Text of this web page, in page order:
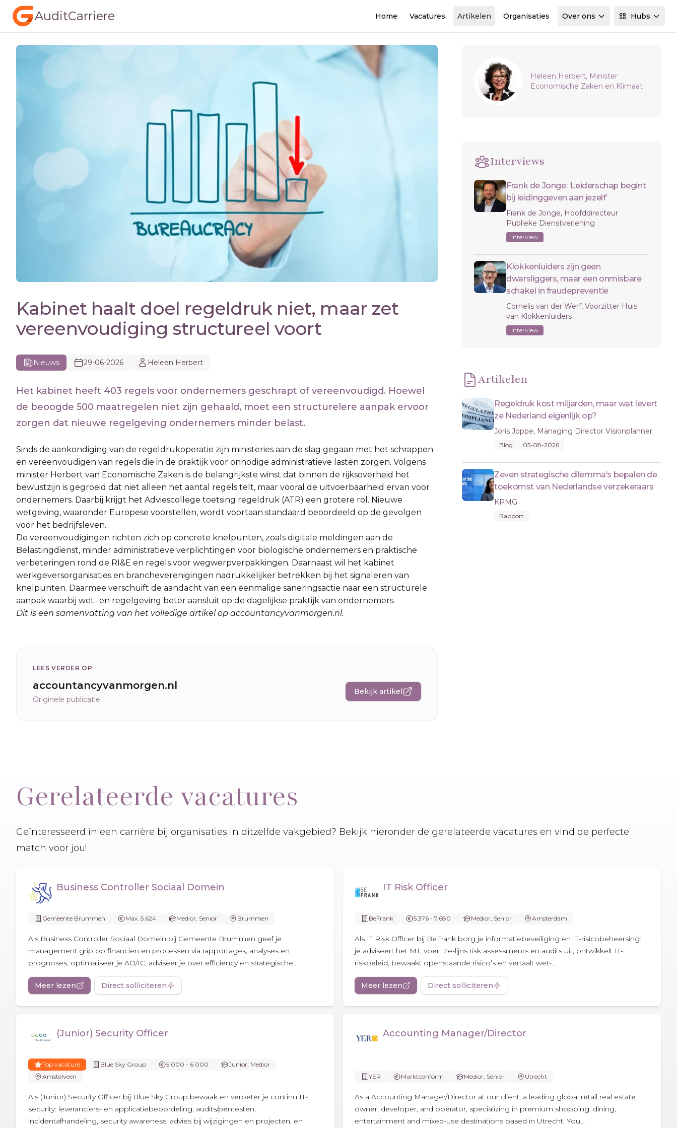
AuditCarriere Home Vacatures Artikelen Organisaties Over ons Hubs
Kabinet haalt doel regeldruk niet, maar zet
vereenvoudiging structureel voort
Nieuws 29-06-2026 Heleen Herbert
Het kabinet heeft 403 regels voor ondernemers geschrapt of vereenvoudigd. Hoewel
de beoogde 500 maatregelen niet zijn gehaald, moet een structurelere aanpak ervoor
zorgen dat nieuwe regelgeving ondernemers minder belast.
Sinds de aankondiging van de regeldrukoperatie zijn ministeries aan de slag gegaan met het schrappen
en vereenvoudigen van regels die in de praktijk voor onnodige administratieve lasten zorgen. Volgens
minister Herbert van Economische Zaken is de belangrijkste winst dat binnen de rijksoverheid het
bewustzijn is gegroeid dat niet alleen het aantal regels telt, maar vooral de uitvoerbaarheid ervan voor
ondernemers. Daarbij krijgt het Adviescollege toetsing regeldruk (ATR) een grotere rol. Nieuwe
wetgeving, waaronder Europese voorstellen, wordt voortaan standaard beoordeeld op de gevolgen
voor het bedrijfsleven.
De vereenvoudigingen richten zich op concrete knelpunten, zoals digitale meldingen aan de
Belastingdienst, minder administratieve verplichtingen voor biologische ondernemers en praktische
verbeteringen rond de RI&E en regels voor wegwerpverpakkingen. Daarnaast wil het kabinet
werkgeversorganisaties en brancheverenigingen nadrukkelijker betrekken bij het signaleren van
knelpunten. Daarmee verschuift de aandacht van een eenmalige saneringsactie naar een structurele
aanpak waarbij wet- en regelgeving beter aansluit op de dagelijkse praktijk van ondernemers.
Dit is een samenvatting van het volledige artikel op accountancyvanmorgen.nl.
LEES VERDER OP
accountancyvanmorgen.nl
Originele publicatie
Bekijk artikel
Sidebar
Heleen Herbert, Minister
Economische Zaken en Klimaat
Interviews
Frank de Jonge: ‘Leiderschap begint
bij leidinggeven aan jezelf’
Frank de Jonge, Hoofddirecteur
Publieke Dienstverlening
Interview
Klokkenluiders zijn geen
dwarsliggers, maar een onmisbare
schakel in fraudepreventie
Cornelis van der Werf, Voorzitter Huis
van Klokkenluiders
Interview
Artikelen
Regeldruk kost miljarden, maar wat levert
ze Nederland eigenlijk op?
Joris Joppe, Managing Director Visionplanner
Blog 05-08-2026
Zeven strategische dilemma’s bepalen de
toekomst van Nederlandse verzekeraars
KPMG
Rapport
Gerelateerde vacatures
Geïnteresseerd in een carrière bij organisaties in ditzelfde vakgebied? Bekijk hieronder de gerelateerde vacatures en vind de perfecte
match voor jou!
Business Controller Sociaal Domein
Gemeente Brummen Max. 5.624 Medior, Senior Brummen
Als Business Controller Sociaal Domein bij Gemeente Brummen geef je
management grip op financiën en processen via rapportages, analyses en
prognoses, optimaliseer je AO/IC, adviseer je over efficiency en strategische...
Meer lezen Direct solliciteren
IT Risk Officer
BeFrank 5.376 - 7.680 Medior, Senior Amsterdam
Als IT Risk Officer bij BeFrank borg je informatiebeveiliging en IT-risicobeheersing:
je adviseert het MT, voert 2e-lijns risk assessments en audits uit, ontwikkelt IT-
riskbeleid, bewaakt openstaande risico’s en vertaalt wet-...
Meer lezen Direct solliciteren
(Junior) Security Officer
Top vacature Blue Sky Group 5.000 - 6.000
Junior, Medior
Amstelveen
Als (Junior) Security Officer bij Blue Sky Group bewaak en verbeter je continu IT-
security: leveranciers- en applicatiebeoordeling, audits/pentesten,
incidentafhandeling, security awareness, advies bij wijzigingen en projecten, en
Accounting Manager/Director
YER Marktconform Medior, Senior Utrecht
As a Accounting Manager/Director at our client, a leading global retail real estate
owner, developer, and operator, specializing in premium shopping, dining,
entertainment and mixed-use destinations based in Utrecht. You...